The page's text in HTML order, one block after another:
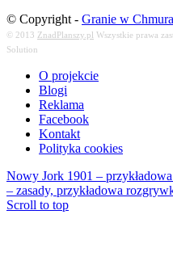
© Copyright - Granie w
© 2013 ZnadPlanszy.pl Wszystkie prawa
Solution
O projekcie
Blogi
Reklama
Facebook
Kontakt
Polityka cookies
Nowy Jork 1901 –
– zasady, przykładowa
Scroll to top